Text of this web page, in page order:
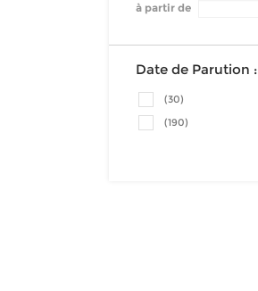
à partir de
Date de Parution :
(30)
(190)